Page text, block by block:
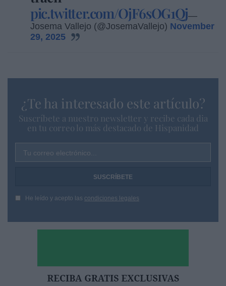
pic.twitter.com/OjF6sOG1Qj—
Josema Vallejo (@JosemaVallejo) November
29, 2025
¿Te ha interesado este artículo?
Suscríbete a nuestro newsletter y recibe cada dia
en tu correo lo más destacado de Hispanidad
Tu correo electrónico...
He leído y acepto las condiciones legales